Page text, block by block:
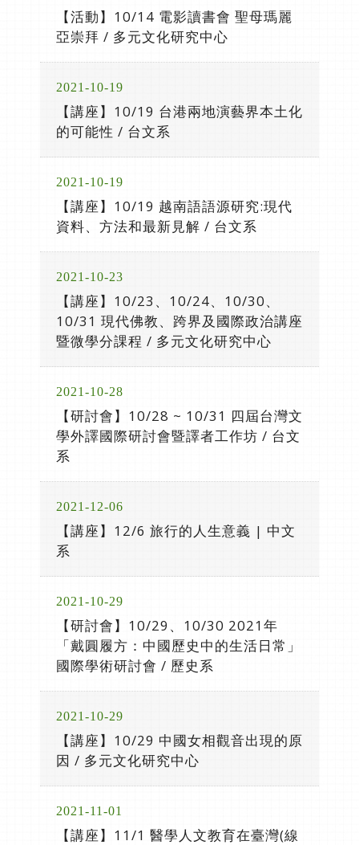
【活動】10/14 電影讀書會 聖母瑪麗
亞崇拜 / 多元文化研究中心
2021-10-19
【講座】10/19 台港兩地演藝界本土化
的可能性 / 台文系
2021-10-19
【講座】10/19 越南語語源研究:現代
資料、方法和最新見解 / 台文系
2021-10-23
【講座】10/23、10/24、10/30、
10/31 現代佛教、跨界及國際政治講座
暨微學分課程 / 多元文化研究中心
2021-10-28
【研討會】10/28 ~ 10/31 四屆台灣文
學外譯國際研討會暨譯者工作坊 / 台文
系
2021-12-06
【講座】12/6 旅行的人生意義 | 中文
系
2021-10-29
【研討會】10/29、10/30 2021年
「戴圓履方：中國歷史中的生活日常」
國際學術研討會 / 歷史系
2021-10-29
【講座】10/29 中國女相觀音出現的原
因 / 多元文化研究中心
2021-11-01
【講座】11/1 醫學人文教育在臺灣(線